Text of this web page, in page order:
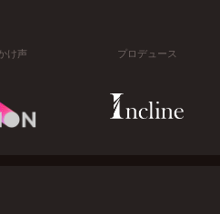
け声 プロデュース